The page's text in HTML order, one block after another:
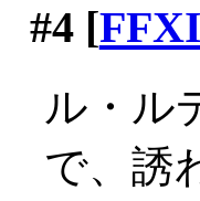
#4[
ル・ル
で、誘